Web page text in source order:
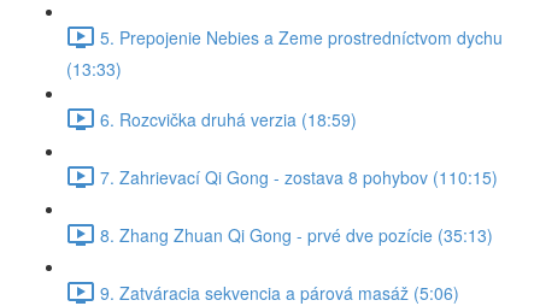
5. Prepojenie Nebies a Zeme prostredníctvom dychu
(13:33)
6. Rozcvička druhá verzia (18:59)
7. Zahrievací Qi Gong - zostava 8 pohybov (110:15)
8. Zhang Zhuan Qi Gong - prvé dve pozície (35:13)
9. Zatváracia sekvencia a párová masáž (5:06)